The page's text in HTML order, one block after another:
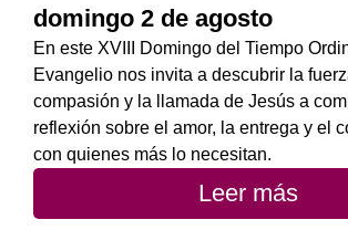
domingo 2 de agosto
En este XVIII Domingo del Tiempo
Evangelio nos invita a descubrir la
compasión y la llamada de Jesús a
reflexión sobre el amor, la entrega y el
con quienes más lo necesitan.
Leer más